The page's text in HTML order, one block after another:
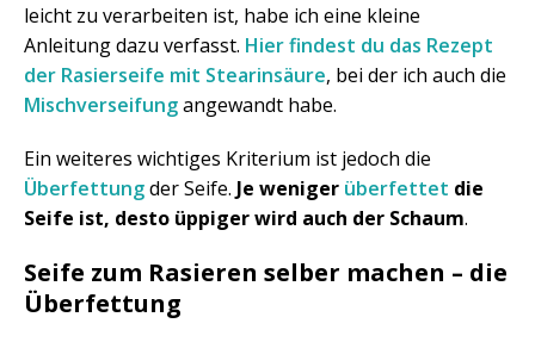
leicht zu verarbeiten ist, habe ich eine kleine
Anleitung dazu verfasst. Hier findest du das Rezept
der Rasierseife mit Stearinsäure, bei der ich auch die
Mischverseifungangewandt habe.
Ein weiteres wichtiges Kriterium ist jedoch die
Überfettungder Seife. Je weniger überfettet die
Seife ist, desto üppiger wird auch der Schaum.
Seife zum Rasieren selber machen – die
Überfettung